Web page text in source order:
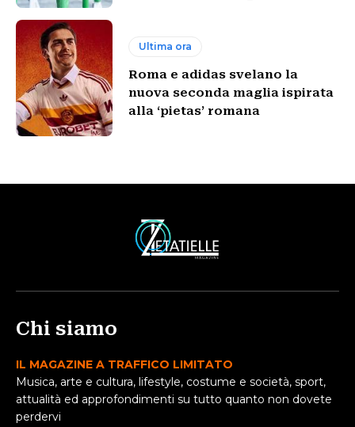
Ultima ora
Roma e adidas svelano la
nuova seconda maglia ispirata
alla ‘pietas’ romana
Chi siamo
IL MAGAZINE A TRAFFICO LIMITATO
Musica, arte e cultura, lifestyle, costume e società, sport,
attualità ed approfondimenti su tutto quanto non dovete
perdervi